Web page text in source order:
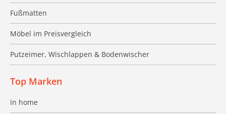
Fußmatten
Möbel im Preisvergleich
Putzeimer, Wischlappen & Bodenwischer
Top Marken
ïn home